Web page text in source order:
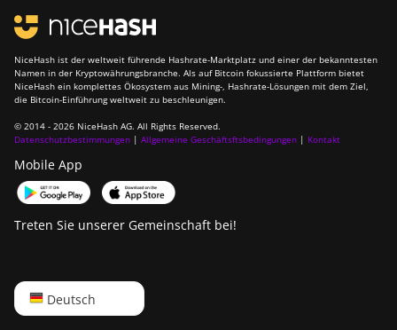
NiceHash ist der weltweit führende Hashrate-Marktplatz und einer der bekanntesten
Namen in der Kryptowährungsbranche. Als auf Bitcoin fokussierte Plattform bietet
NiceHash ein komplettes Ökosystem aus Mining-, Hashrate-Lösungen mit dem Ziel,
die Bitcoin-Einführung weltweit zu beschleunigen.
© 2014 - 2026 NiceHash AG. All Rights Reserved.
Datenschutzbestimmungen | Allgemeine Geschäftsftsbedingungen | Kontakt
Mobile App
Treten Sie unserer Gemeinschaft bei!
Deutsch
English